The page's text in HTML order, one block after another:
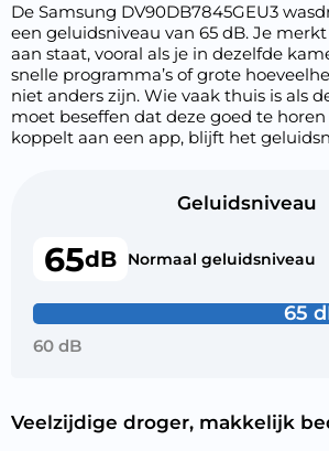
De Samsung DV90DB7845GEU3
een geluidsniveau van 65 dB. Je
aan staat, vooral als je in dezelfde
snelle programma’s of grote
niet anders zijn. Wie vaak thuis is als
moet beseffen dat deze goed te horen
koppelt aan een app, blijft het
Geluidsniveau
65dB Normaal geluidsniveau
65
60 dB
Veelzijdige droger, makkelijk